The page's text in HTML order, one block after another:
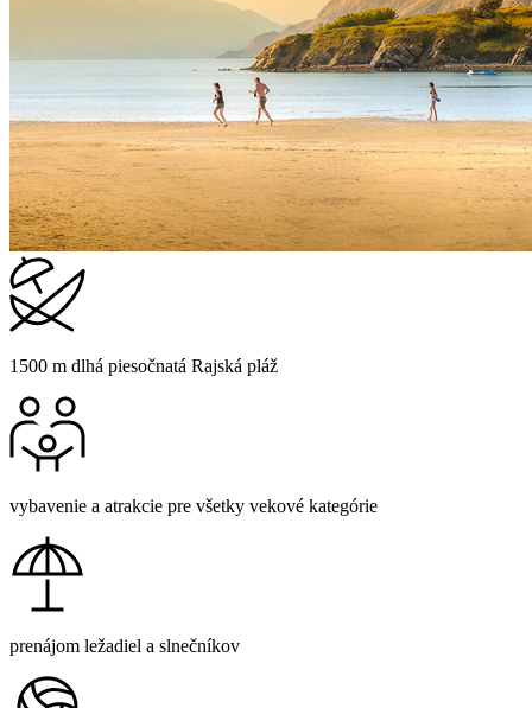
1500 m dlhá piesočnatá Rajská pláž
vybavenie a atrakcie pre všetky vekové kategórie
prenájom ležadiel a slnečníkov